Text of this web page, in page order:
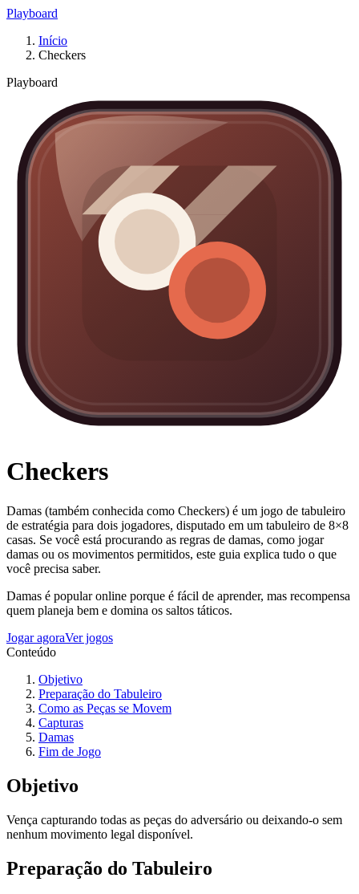
Playboard
Início
Checkers
Playboard
Checkers
Damas (também conhecida como Checkers) é um jogo de tabuleiro
de estratégia para dois jogadores, disputado em um tabuleiro de 8×8
casas. Se você está procurando as regras de damas, como jogar
damas ou os movimentos permitidos, este guia explica tudo o que
você precisa saber.
Damas é popular online porque é fácil de aprender, mas recompensa
quem planeja bem e domina os saltos táticos.
Jogar agoraVer jogos
Conteúdo
Objetivo
Preparação do Tabuleiro
Como as Peças se Movem
Capturas
Damas
Fim de Jogo
Objetivo
Vença capturando todas as peças do adversário ou deixando-o sem
nenhum movimento legal disponível.
Preparação do Tabuleiro